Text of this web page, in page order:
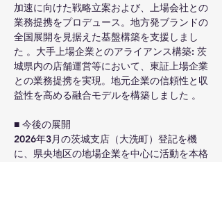
加速に向けた戦略立案および、上場会社との
業務提携をプロデュース。地方発ブランドの
全国展開を見据えた基盤構築を支援しまし
た 。大手上場企業とのアライアンス構築: 茨
城県内の店舗運営等において、東証上場企業
との業務提携を実現。地元企業の信頼性と収
益性を高める融合モデルを構築しました 。
■ 今後の展開
2026年3月の茨城支店（大洗町）登記を機
に、県央地区の地場企業を中心に活動を本格